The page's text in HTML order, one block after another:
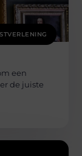
een
de juiste